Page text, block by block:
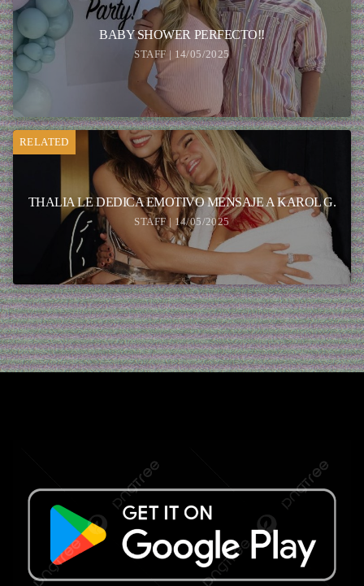
BABY SHOWER PERFECTO!!
STAFF | 14/05/2025
RELATED
THALIA LE DEDICA EMOTIVO MENSAJE A KAROL G.
STAFF | 14/05/2025